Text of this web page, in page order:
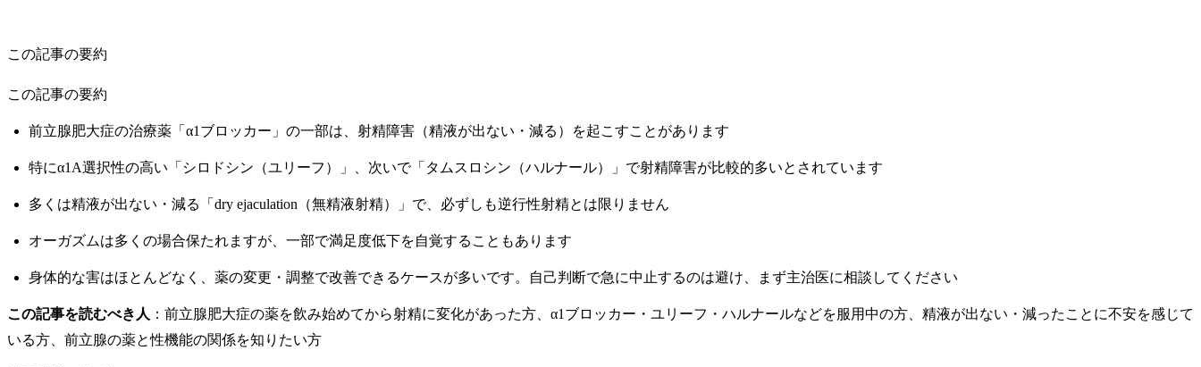
この記事の要約
この記事の要約
前立腺肥大症の治療薬「α1ブロッカー」の一部は、射精障害（精液が出ない・減る）を起こすことがあります
特にα1A選択性の高い「シロドシン（ユリーフ）」、次いで「タムスロシン（ハルナール）」で射精障害が比較的多いとされています
多くは精液が出ない・減る「dry ejaculation（無精液射精）」で、必ずしも逆行性射精とは限りません
オーガズムは多くの場合保たれますが、一部で満足度低下を自覚することもあります
身体的な害はほとんどなく、薬の変更・調整で改善できるケースが多いです。自己判断で急に中止するのは避け、まず主治医に相談してください
この記事を読むべき人 ：前立腺肥大症の薬を飲み始めてから射精に変化があった方、α1ブロッカー・ユリーフ・ハルナールなどを服用中の方、精液が出ない・減ったことに不安を感じて
いる方、前立腺の薬と性機能の関係を知りたい方